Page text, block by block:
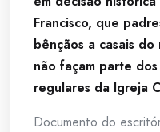
Francisco, que
bênçãos a casais
não façam parte
regulares da Igreja
Documento do